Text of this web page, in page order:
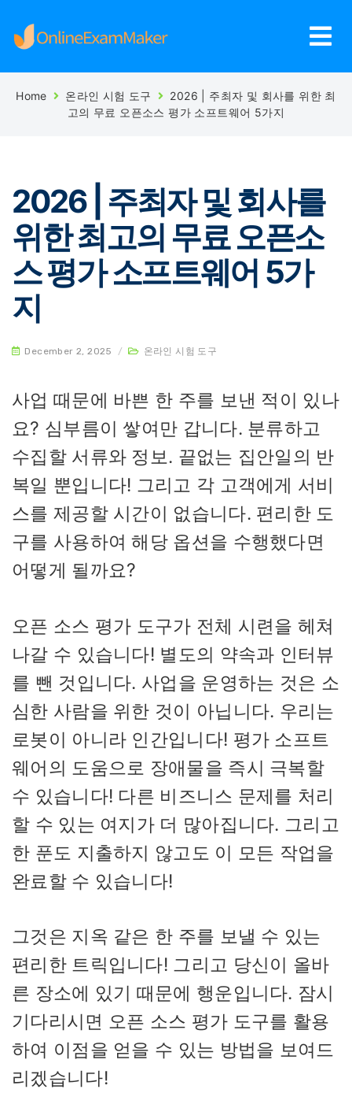
Home 온라인 시험 도구
2026 | 주최자 및 회사를 위한 최
고의 무료 오픈소스 평가 소프트웨어 5가지
2026 | 주최자 및 회사를
위한 최고의 무료 오픈소
스 평가 소프트웨어 5가
지
December 2, 2025 / 온라인 시험 도구
사업 때문에 바쁜 한 주를 보낸 적이 있나
요? 심부름이 쌓여만 갑니다. 분류하고
수집할 서류와 정보. 끝없는 집안일의 반
복일 뿐입니다! 그리고 각 고객에게 서비
스를 제공할 시간이 없습니다. 편리한 도
구를 사용하여 해당 옵션을 수행했다면
어떻게 될까요?
오픈 소스 평가 도구가 전체 시련을 헤쳐
나갈 수 있습니다! 별도의 약속과 인터뷰
를 뺀 것입니다. 사업을 운영하는 것은 소
심한 사람을 위한 것이 아닙니다. 우리는
로봇이 아니라 인간입니다! 평가 소프트
웨어의 도움으로 장애물을 즉시 극복할
수 있습니다! 다른 비즈니스 문제를 처리
할 수 있는 여지가 더 많아집니다. 그리고
한 푼도 지출하지 않고도 이 모든 작업을
완료할 수 있습니다!
그것은 지옥 같은 한 주를 보낼 수 있는
편리한 트릭입니다! 그리고 당신이 올바
른 장소에 있기 때문에 행운입니다. 잠시
기다리시면 오픈 소스 평가 도구를 활용
하여 이점을 얻을 수 있는 방법을 보여드
리겠습니다!